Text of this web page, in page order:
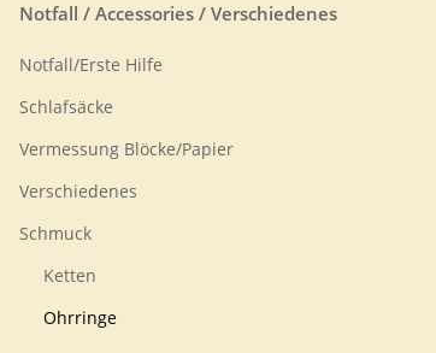
Notfall / Accessories / Verschiedenes
Notfall/Erste Hilfe
Schlafsäcke
Vermessung Blöcke/Papier
Verschiedenes
Schmuck
Ketten
Ohrringe